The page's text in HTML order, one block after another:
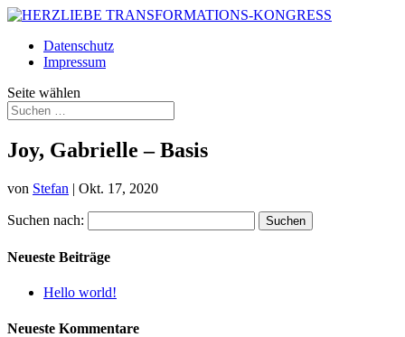
Datenschutz
Impressum
Seite wählen
Joy, Gabrielle – Basis
von Stefan | Okt. 17, 2020
Suchen nach:
Neueste Beiträge
Hello world!
Neueste Kommentare